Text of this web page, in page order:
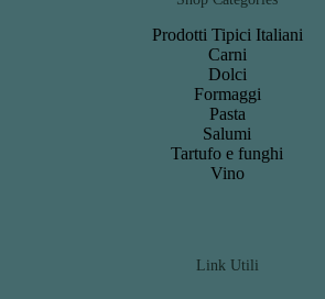
Prodotti Tipici Italiani
Carni
Dolci
Formaggi
Pasta
Salumi
Tartufo e funghi
Vino
Link Utili